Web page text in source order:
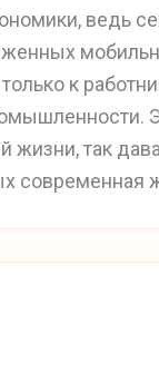
ведь
к
так
современная